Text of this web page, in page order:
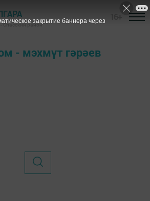
- Спасский район
- мэхмүт гәрәев
закрытие баннера через